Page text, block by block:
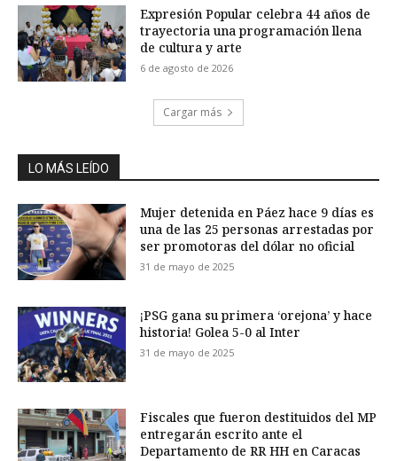
Expresión Popular celebra 44 años de
trayectoria una programación llena
de cultura y arte
6 de agosto de 2026
Cargar más
LO MÁS LEÍDO
Mujer detenida en Páez hace 9 días es
una de las 25 personas arrestadas por
ser promotoras del dólar no oficial
31 de mayo de 2025
¡PSG gana su primera ‘orejona’ y hace
historia! Golea 5-0 al Inter
31 de mayo de 2025
Fiscales que fueron destituidos del MP
entregarán escrito ante el
Departamento de RR HH en Caracas